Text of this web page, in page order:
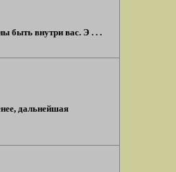
быть внутри вас. Э . . .
дальнейшая